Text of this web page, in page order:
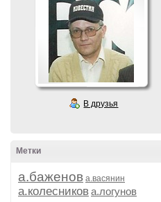
В друзья
Метки
а.баженов а.васянин
а.колесникова.логунов